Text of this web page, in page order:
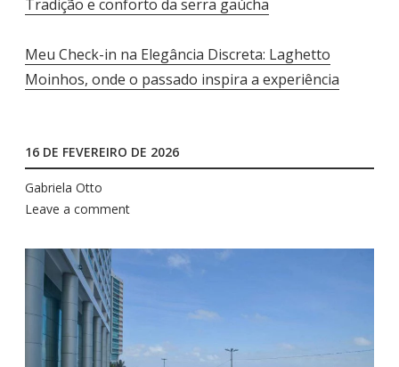
Tradição e conforto da serra gaúcha
Meu Check-in na Elegância Discreta: Laghetto
Moinhos, onde o passado inspira a experiência
16 DE FEVEREIRO DE 2026
Gabriela Otto
Leave a comment